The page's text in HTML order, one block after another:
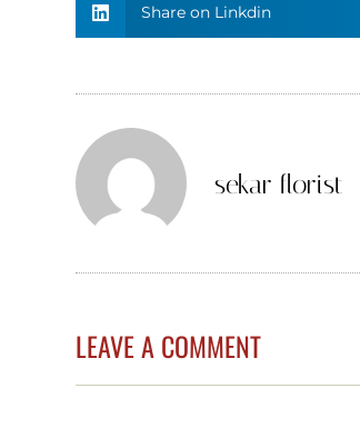
Share on Linkdin
sekar florist
LEAVE A COMMENT